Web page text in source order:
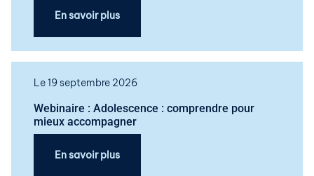
En savoir plus
Le 19 septembre 2026
Webinaire : Adolescence : comprendre pour
mieux accompagner
En savoir plus